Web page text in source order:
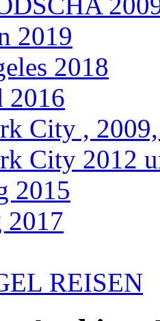
2019
2018
2016
City ,
City 2012
2015
2017
REISEN